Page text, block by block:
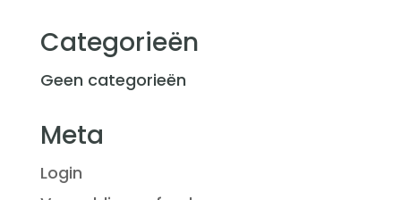
Categorieën
Geen categorieën
Meta
Login